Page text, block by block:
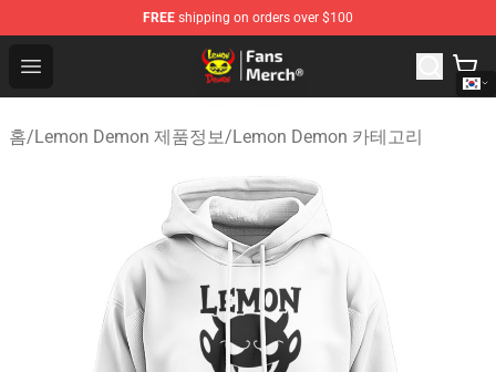
FREE shipping on orders over $100
Open menu
Lemon Demon Store - Official Lemon Demon
홈/Lemon Demon 제품정보/Lemon Demon 카테고리